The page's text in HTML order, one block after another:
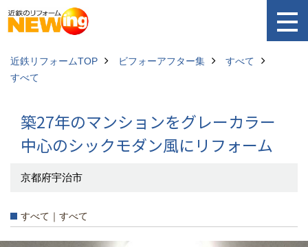
近鉄リフォームTOP ビフォーアフター集
すべて
すべて
築27年のマンションをグレーカラー
中心のシックモダン風にリフォーム
京都府宇治市
すべて｜すべて